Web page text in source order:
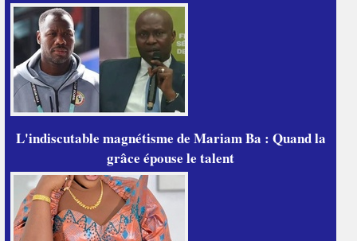
L'indiscutable magnétisme de Mariam Ba : Quand la
grâce épouse le talent